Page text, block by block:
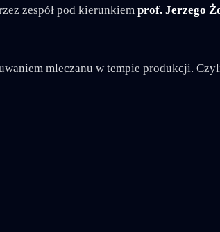
zespół pod kierunkiem prof. Jerzego
mleczanu w tempie produkcji.